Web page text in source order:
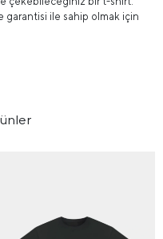
ile sahip olmak için